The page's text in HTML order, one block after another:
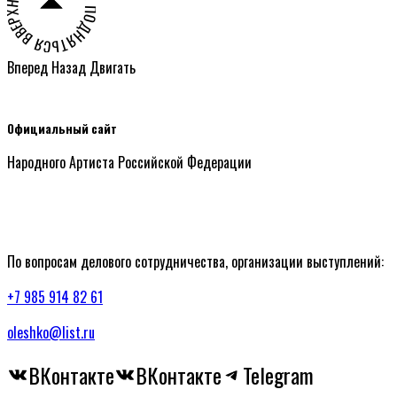
Вперед Назад Двигать
Официальный сайт
Народного Артиста Российской Федерации
По вопросам делового сотрудничества, организации выступлений:
+7 985 914 82 61
oleshko@list.ru
ВКонтакте ВКонтакте Telegram